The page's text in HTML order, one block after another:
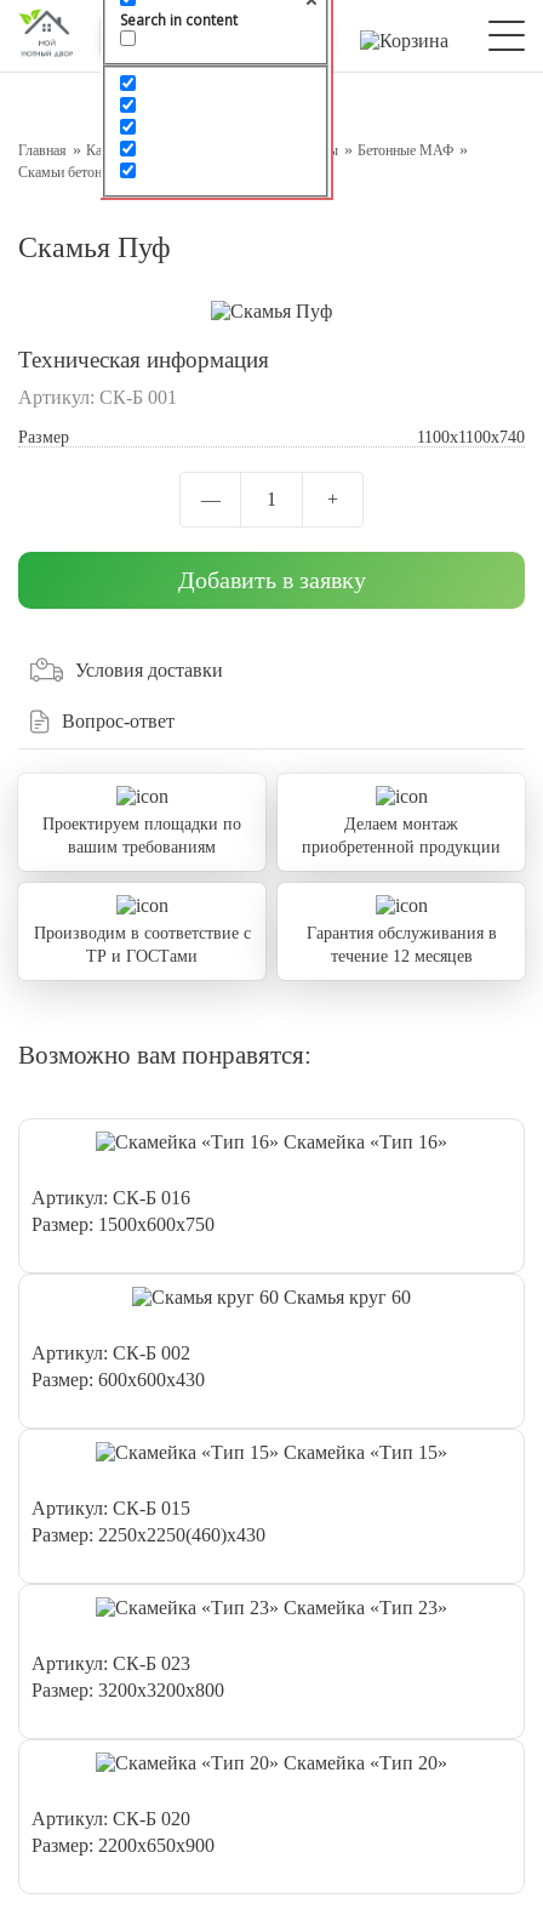
Search in content
Главная Каталог Малые архитектурные формы
Бетонные МАФ
Скамьи бетонные
Скамья Пуф
Техническая информация
Артикул: СК-Б 001
Размер 1100х1100х740
— 1 +
Добавить в заявку
Условия доставки
Вопрос-ответ
Проектируем площадки по
вашим требованиям
Делаем монтаж
приобретенной продукции
Производим в соответствие с
ТР и ГОСТами
Гарантия обслуживания в
течение 12 месяцев
Возможно вам понравятся:
Скамейка «Тип 16»
Артикул: СК-Б 016
Размер: 1500х600х750
Скамья круг 60
Артикул: СК-Б 002
Размер: 600х600х430
Скамейка «Тип 15»
Артикул: СК-Б 015
Размер: 2250х2250(460)х430
Скамейка «Тип 23»
Артикул: СК-Б 023
Размер: 3200х3200х800
Скамейка «Тип 20»
Артикул: СК-Б 020
Размер: 2200х650х900
Оставьте заявку на консультацию
Наш менеджер свяжется с вами в ближайшее время
Подтверждаю свое согласие с
Отправить